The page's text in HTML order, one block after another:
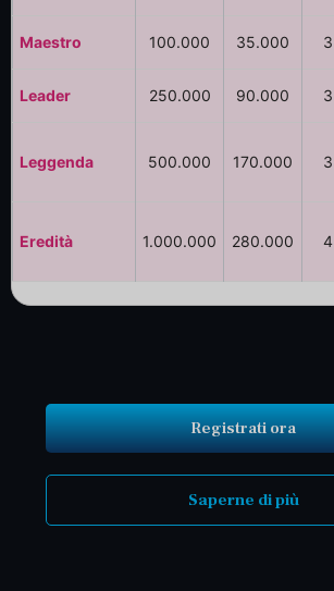
Maestro 100.000 35.000 3
Leader 250.000 90.000 3
Leggenda 500.000 170.000 3
Eredità 1.000.000 280.000 4
Registrati ora
Saperne di più